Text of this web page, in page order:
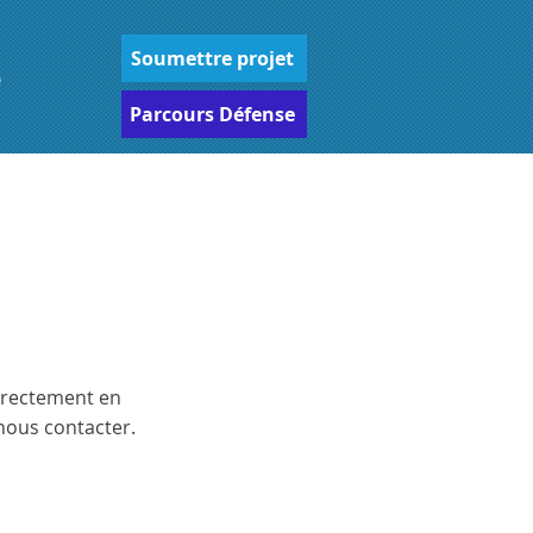
Soumettre projet
Parcours Défense
en
contacter.